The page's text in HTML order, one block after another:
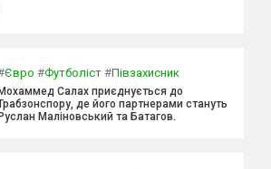
Євро #Футболіст #Півзахисник
Мохаммед Салах приєднується до
де його партнерами стануть
Руслан Маліновський та Батагов.